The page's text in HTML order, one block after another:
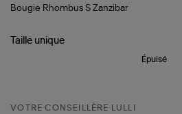
Bougie
Zanzibar
Bougie Rhombus S Zanzibar
Taille unique
Épuisé
VOTRE CONSEILLÈRE LULLI